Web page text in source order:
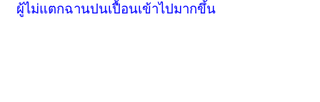
ผู้ไม่แตกฉานปนเปื้อนเข้าไปมากขึ้น